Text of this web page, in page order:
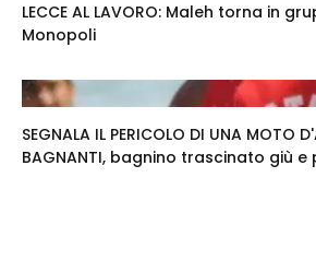
LECCE AL LAVORO: Maleh torna in
Monopoli
SEGNALA IL PERICOLO DI UNA MOTO
BAGNANTI, bagnino trascinato giù